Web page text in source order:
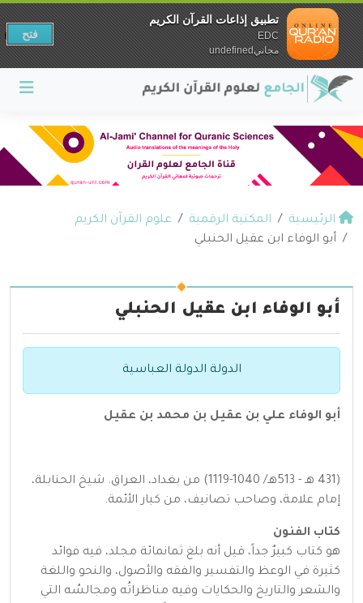
الرئيسية المكتبة الرقمية
علوم القرآن الكريم
أبو الوفاء ابن عقيل الحنبلي
أبو الوفاء ابن عقيل الحنبلي
الدولة الدولة العباسية
أبو الوفاء علي بن عقيل بن محمد بن عقيل
(431 هـ - 513هـ/ 1040-1119) من بغداد، العراق. شيخ الحنابلة،
إمام علامة، وصاحب تصانيف، من كبار الأئمة.
كتاب الفنون
هو كتاب كبيرٌ جداً، قيل أنه بلغ ثمانمائة مجلد، فيه فوائد
كثيرة في الوعظ والتفسير والفقه والأصول، والنحو واللغة
والشعر والتاريخ والحكايات وفيه مناظراتُه ومجالسُه التي
تطبيق إذاعات القرآن الكريم
EDC
مجانيundefined
فتح